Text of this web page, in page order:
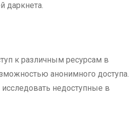
даркнета.
к различным ресурсам в
анонимного доступа.
недоступные в